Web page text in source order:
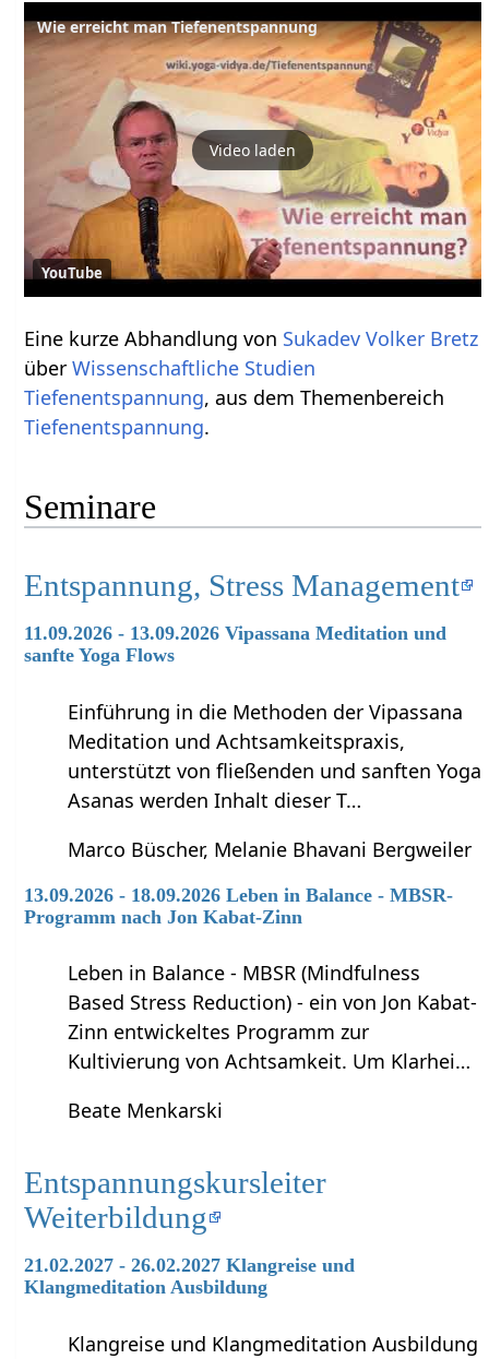
Wie erreicht man Tiefenentspannung
Video laden
YouTube
Eine kurze Abhandlung von Sukadev Volker Bretz
überWissenschaftliche Studien
Tiefenentspannung, aus dem Themenbereich
Tiefenentspannung.
Seminare
Entspannung, Stress Management
11.09.2026 - 13.09.2026 Vipassana Meditation und
sanfte Yoga Flows
Einführung in die Methoden der Vipassana
Meditation und Achtsamkeitspraxis,
unterstützt von fließenden und sanften Yoga
Asanas werden Inhalt dieser T…
Marco Büscher, Melanie Bhavani Bergweiler
13.09.2026 - 18.09.2026 Leben in Balance - MBSR-
Programm nach Jon Kabat-Zinn
Leben in Balance - MBSR (Mindfulness
Based Stress Reduction) - ein von Jon Kabat-
Zinn entwickeltes Programm zur
Kultivierung von Achtsamkeit. Um Klarhei…
Beate Menkarski
Entspannungskursleiter
Weiterbildung
21.02.2027 - 26.02.2027 Klangreise und
Klangmeditation Ausbildung
Klangreise und Klangmeditation Ausbildung